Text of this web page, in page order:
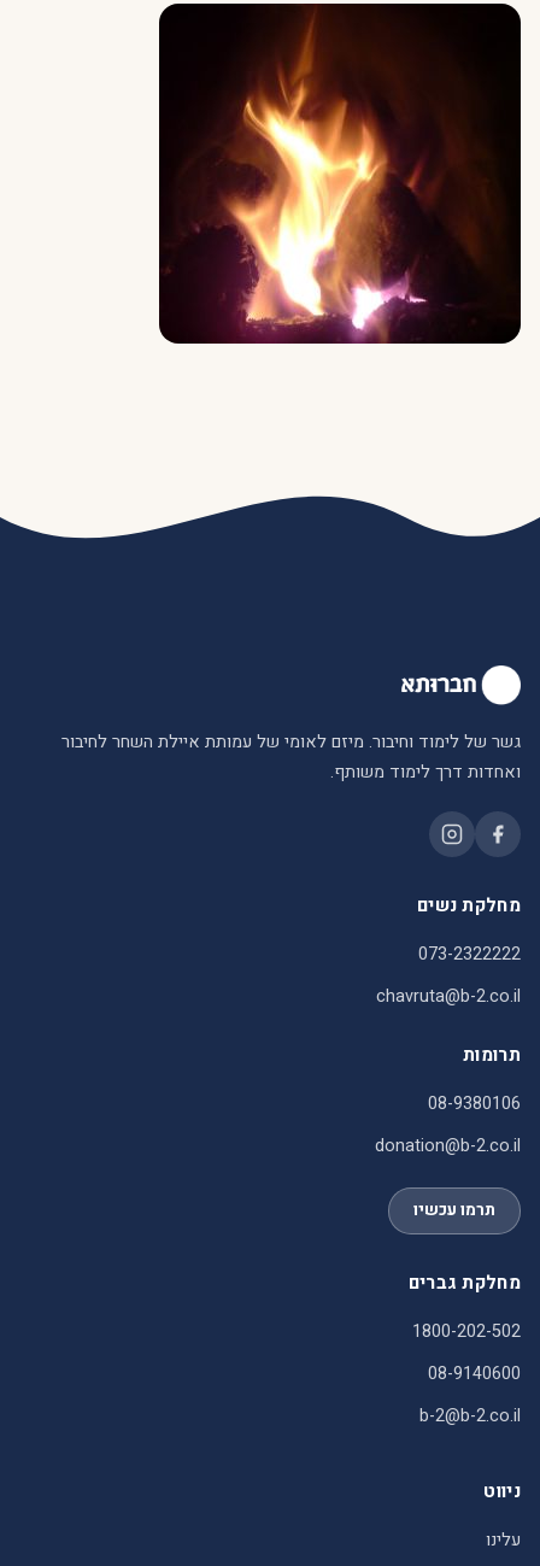
גשר של לימוד וחיבור. מיזם לאומי של עמותת איילת השחר לחיבור
ואחדות דרך לימוד משותף.
מחלקת נשים
073-2322222
chavruta@b-2.co.il
תרומות
08-9380106
donation@b-2.co.il
תרמו עכשיו
מחלקת גברים
1800-202-502
08-9140600
b-2@b-2.co.il
ניווט
עלינו